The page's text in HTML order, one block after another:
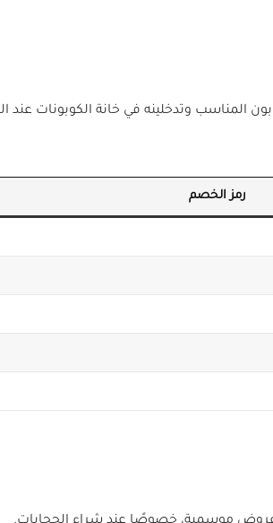
المناسب وتدخلينه في خانة الكوبونات عند
رمز الخصم